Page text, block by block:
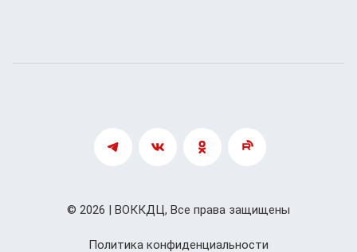
Политика конфиденциальности
© 2026 | ВОККДЦ, Все права защищены